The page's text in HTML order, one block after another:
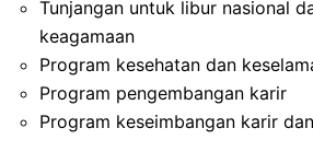
Tunjangan untuk libur nasional
keagamaan
Program kesehatan dan
Program pengembangan karir
Program keseimbangan karir